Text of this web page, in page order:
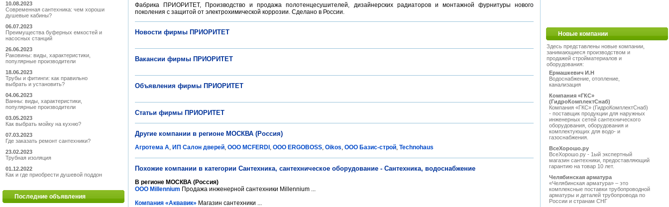
10.08.2023
Современная сантехника: чем хороши
душевые кабины?
06.07.2023
Преимущества буферных емкостей и
насосных станций
26.06.2023
Раковины: виды, характеристики,
популярные производители
18.06.2023
Трубы и фитинги: как правильно
выбрать и установить?
04.06.2023
Ванны: виды, характеристики,
популярные производители
03.05.2023
Как выбрать мойку на кухню?
07.03.2023
Где заказать ремонт сантехники?
23.02.2023
Трубная изоляция
01.12.2022
Как и где приобрести душевой поддон
Последние объявления
Фабрика ПРИОРИТЕТ, Производство и продажа полотенцесушителей, дизайнерских радиаторов и монтажной фурнитуры нового
поколения с защитой от электрохимической коррозии. Сделано в России.
Новости фирмы ПРИОРИТЕТ
Вакансии фирмы ПРИОРИТЕТ
Объявления фирмы ПРИОРИТЕТ
Статьи фирмы ПРИОРИТЕТ
Другие компании в регионе МОСКВА (Россия)
Агротема А, ИП Салон дверей, ООО MCFERDI , ООО ERGOBOSS, Oikos, ООО Базис-строй, Technohaus
Похожие компании в категории Сантехника, сантехническое оборудование - Сантехника, водоснабжение
В регионе МОСКВА (Россия)
ООО Millennium Продажа инженерной сантехники Millennium ...
Компания «Аквавик» Магазин сантехники ...
Новые компании
Здесь представлены новые компании,
занимающиеся производством и
продажей стройматериалов и
оборудования:
Ермашкевич И.Н
Водоснабжение, отопление,
канализация
Компания «ГКС»
(ГидроКомплектСнаб)
Компания «ГКС» (ГидроКомплектСнаб)
- поставщик продукции для наружных
инженерных сетей сантехнического
оборудования, оборудования и
комплектующих для водо- и
газоснабжения.
ВсеХорошо.ру
ВсеХорошо.ру - 1ый экспертный
магазин сантехники, предоставляющий
гарантию на товар 10 лет.
Челябинская арматура
«Челябинская арматура» – это
комплексные поставки трубопроводной
арматуры и деталей трубопровода по
России и странам СНГ